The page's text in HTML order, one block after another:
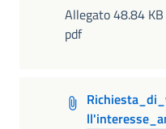
Allegato 48.84
pdf